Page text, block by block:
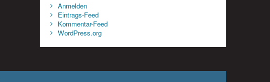
Anmelden
Eintrags-Feed
Kommentar-Feed
WordPress.org